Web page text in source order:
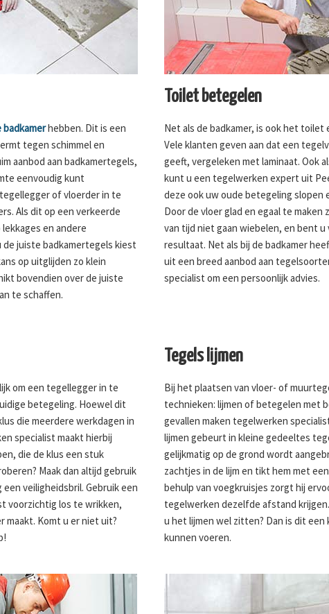
hebben. Dit is een
tegen schimmel en
aanbod aan badkamertegels,
eenvoudig kunt
of vloerder in te
Als dit op een verkeerde
en andere
juiste badkamertegels kiest
op uitglijden zo klein
bovendien over de juiste
te schaffen.
Toilet betegelen
Net als de badkamer, is ook het
Vele klanten geven aan dat een
geeft, vergeleken met laminaat. Ook
kunt u een tegelwerken expert uit
deze ook uw oude betegeling slopen
Door de vloer glad en egaal te
van tijd niet gaan wiebelen, en bent u
resultaat. Net als bij de badkamer
uit een breed aanbod aan
specialist om een persoonlijk advies.
om een tegellegger in te
betegeling. Hoewel dit
die meerdere werkdagen in
specialist maakt hierbij
die de klus een stuk
Maak dan altijd gebruik
veiligheidsbril. Gebruik een
voorzichtig los te wrikken,
Komt u er niet uit?
Tegels lijmen
Bij het plaatsen van vloer- of
technieken: lijmen of betegelen met
gevallen maken tegelwerken
lijmen gebeurt in kleine gedeeltes
gelijkmatig op de grond wordt
zachtjes in de lijm en tikt hem met
behulp van voegkruisjes zorgt hij
tegelwerken dezelfde afstand
u het lijmen wel zitten? Dan is dit
kunnen voeren.